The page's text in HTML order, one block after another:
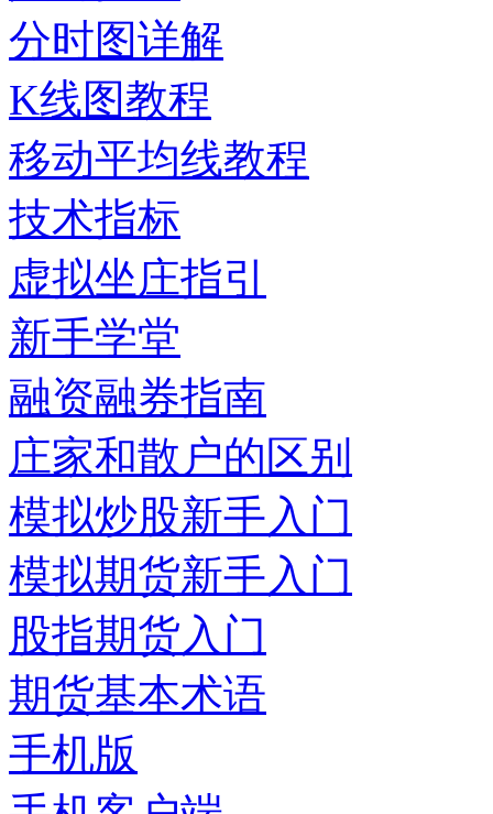
分时图详解
K线图教程
移动平均线教程
技术指标
虚拟坐庄指引
新手学堂
融资融券指南
庄家和散户的区别
模拟炒股新手入门
模拟期货新手入门
股指期货入门
期货基本术语
手机版